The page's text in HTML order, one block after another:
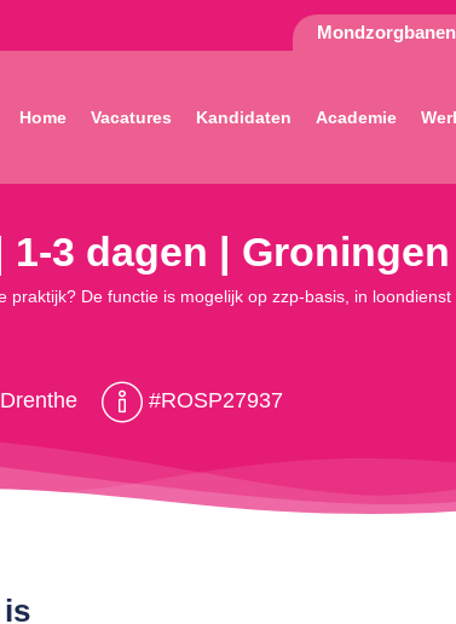
Mondzorgbanen
Home Vacatures Kandidaten Academie
3 dagen |
De functie is mogelijk op zzp-basis, in
#ROSP27937